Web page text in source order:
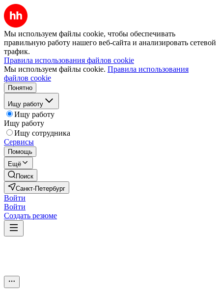
Мы используем файлы cookie, чтобы обеспечивать
правильную работу нашего веб-сайта и анализировать сетевой
трафик.
Правила использования файлов cookie
Мы используем файлы cookie. Правила использования
файлов cookie
Понятно
Ищу работу
Ищу работу
Ищу работу
Ищу сотрудника
Сервисы
Помощь
Ещё
Поиск
Санкт-Петербург
Войти
Войти
Создать резюме